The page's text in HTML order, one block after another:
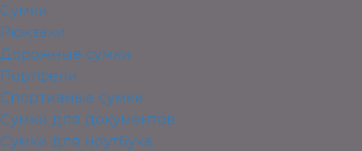
Сумки
Рюкзаки
Дорожные сумки
Портфели
Спортивные сумки
Сумки для документов
Сумки для ноутбука